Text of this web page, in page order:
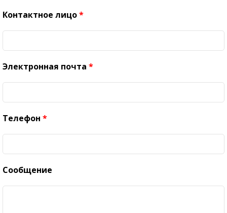
Контактное лицо*
Электронная почта *
Телефон *
Сообщение